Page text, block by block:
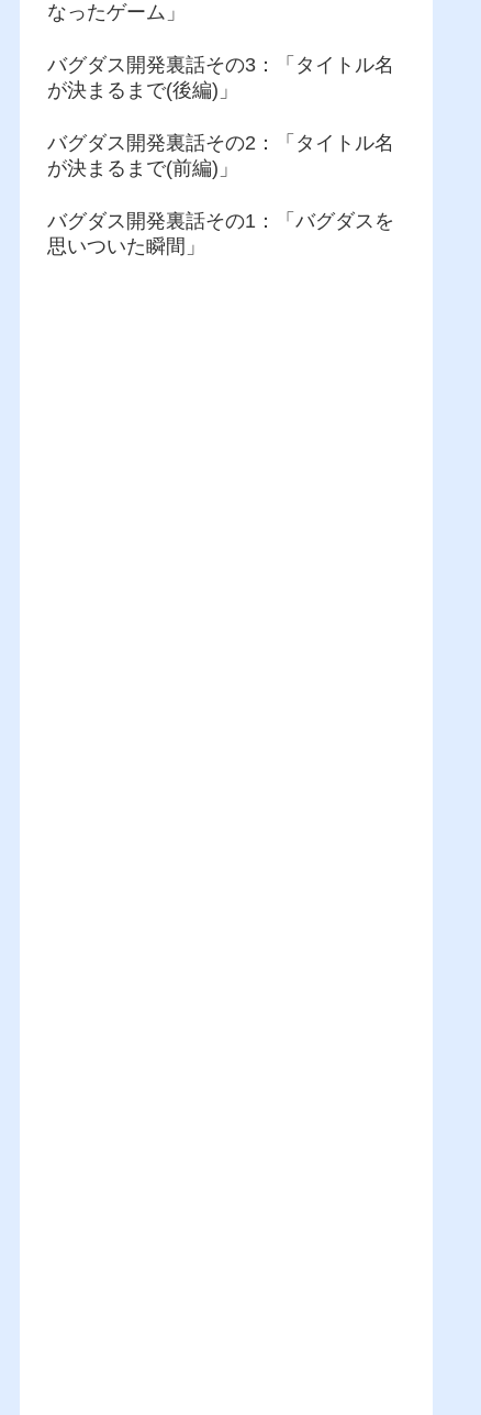
なったゲーム」
バグダス開発裏話その3：「タイトル名
が決まるまで(後編)」
バグダス開発裏話その2：「タイトル名
が決まるまで(前編)」
バグダス開発裏話その1：「バグダスを
思いついた瞬間」